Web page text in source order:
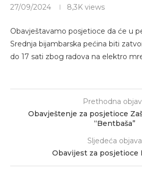
27/09/2024 8,3K views
Obavještavamo posjetioce da će u
Srednja bijambarska pećina biti
do 17 sati zbog radova na elektro
Prethodna
Obavještenje za posjetioce
“Bentbaša”
Sljedeća objava
Obavijest za posjetioce